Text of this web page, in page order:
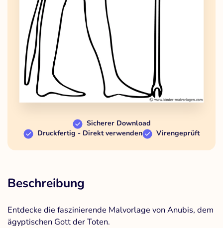
Sicherer Download
Druckfertig - Direkt verwenden
Virengeprüft
Beschreibung
Entdecke die faszinierende Malvorlage von Anubis, dem
ägyptischen Gott der Toten.